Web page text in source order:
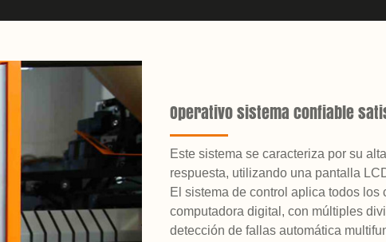
Operativo sistema confiable
Este sistema se caracteriza por su
respuesta, utilizando una pantalla
El sistema de control aplica todos
computadora digital, con múltiples
detección de fallas automática